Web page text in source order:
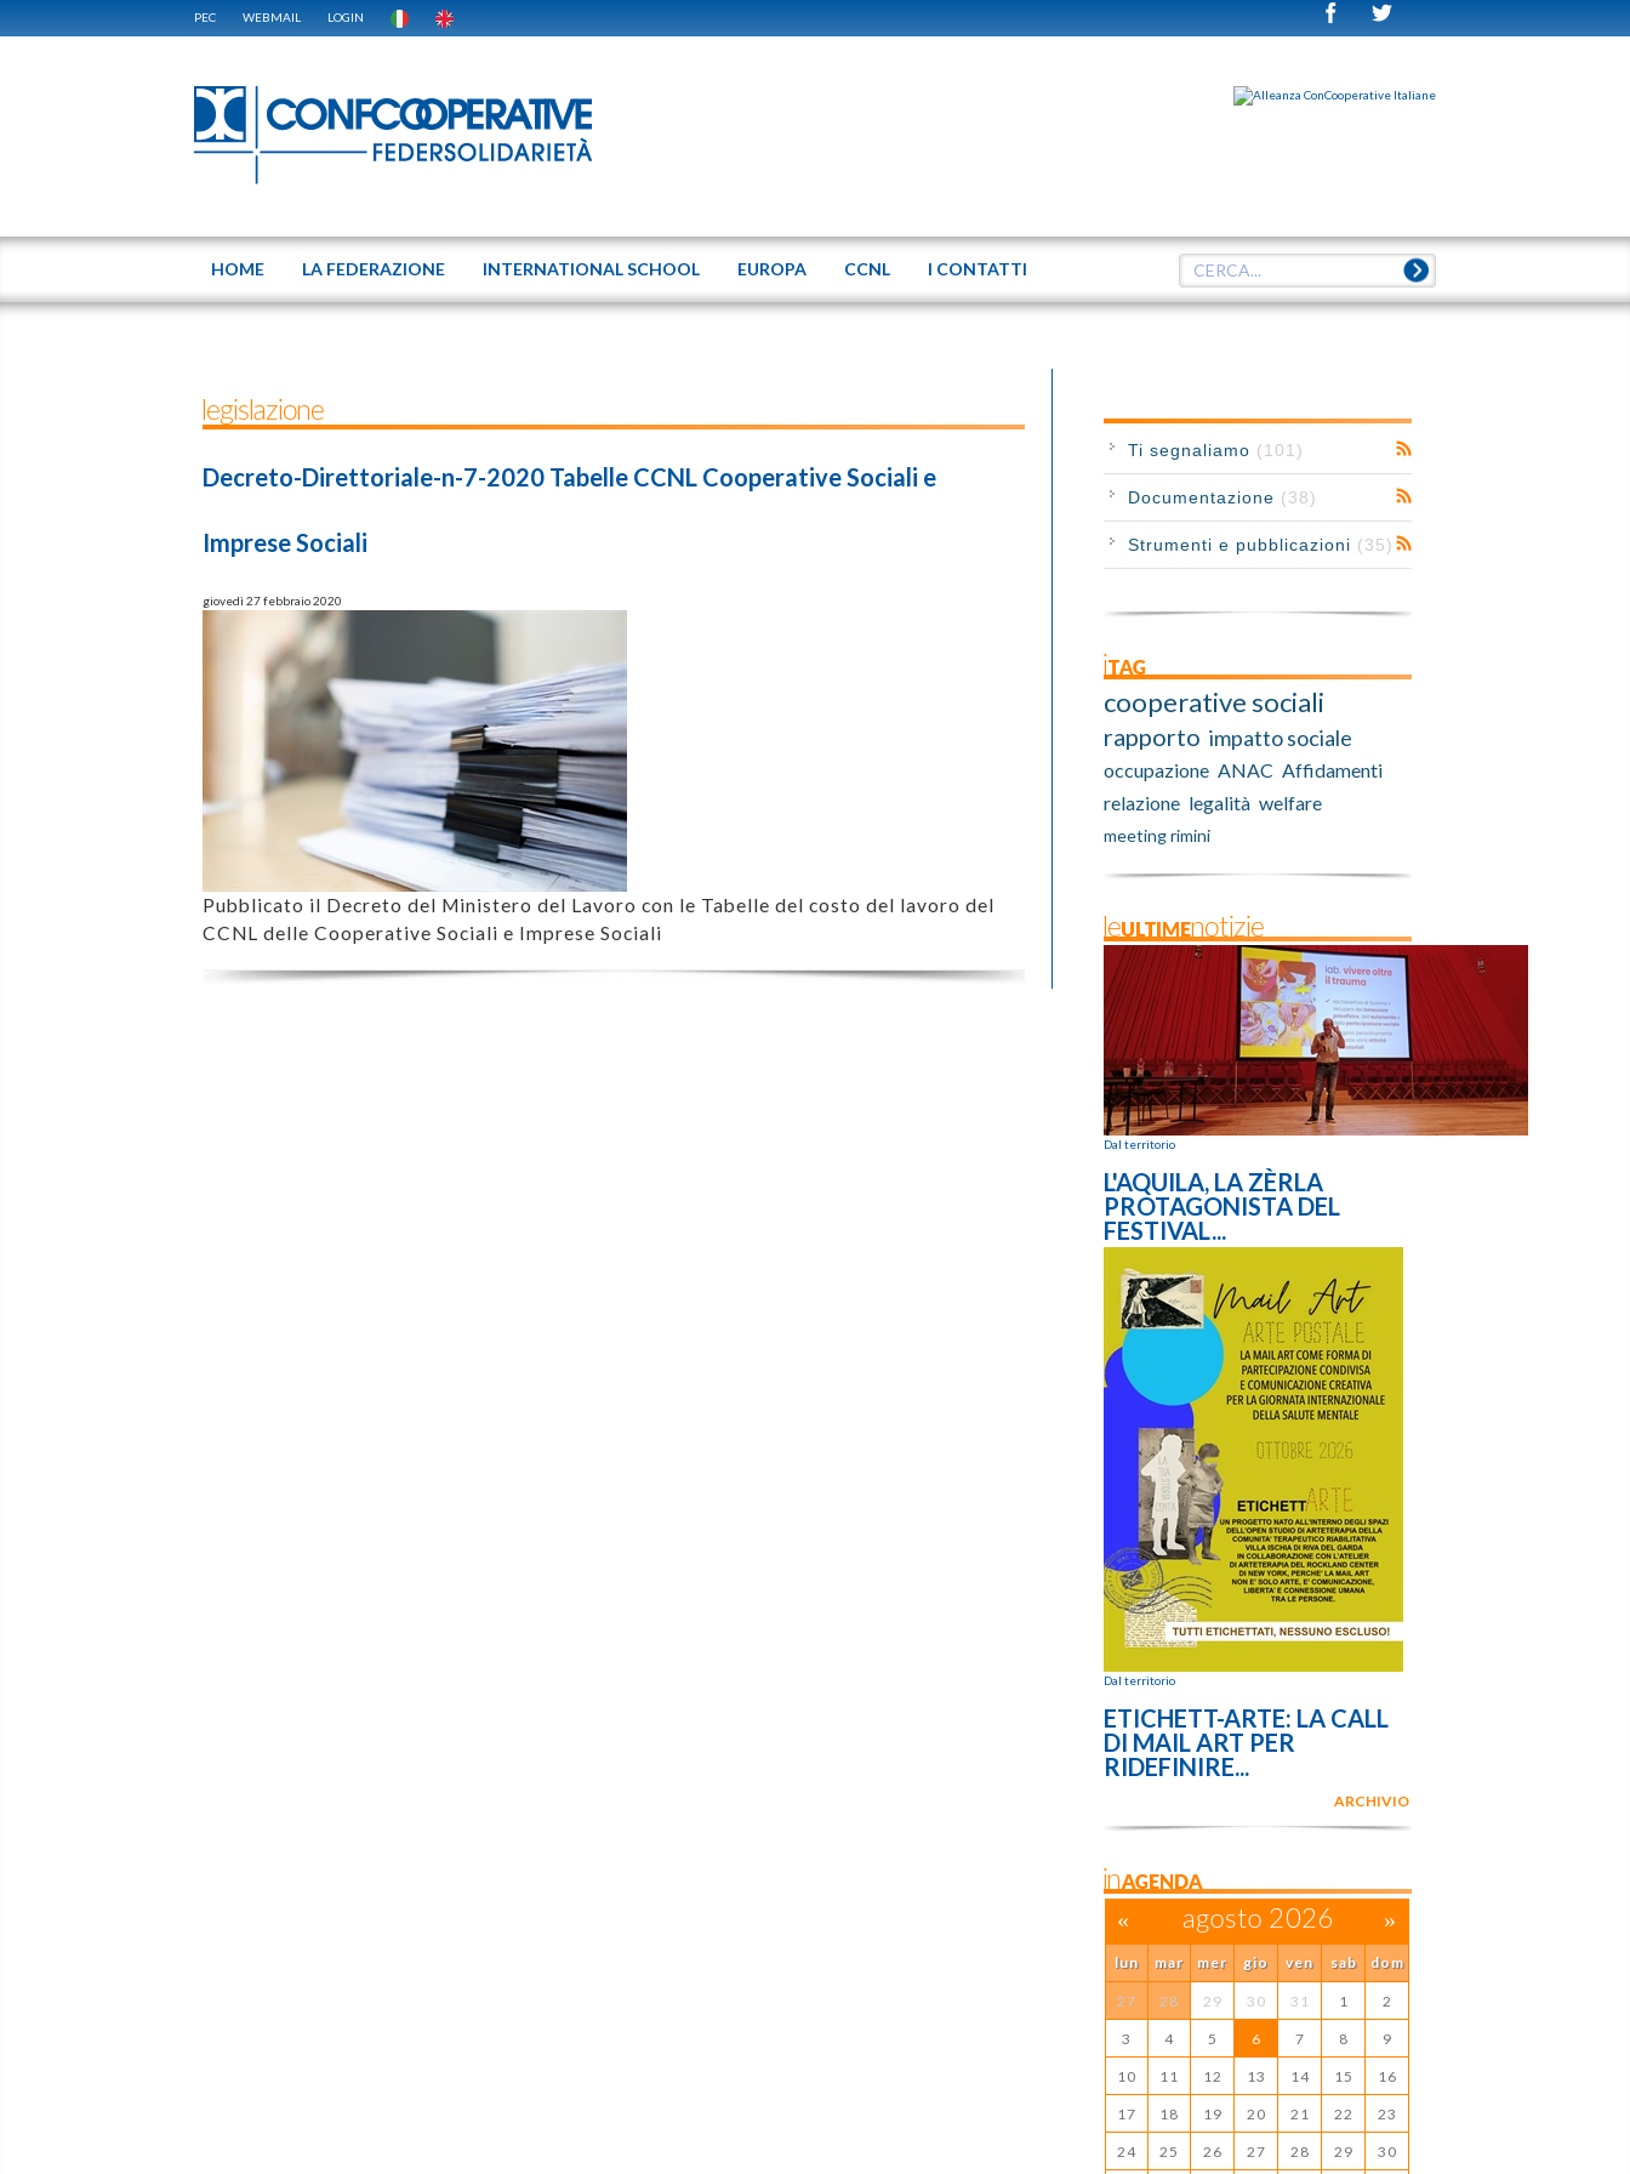
PEC WEBMAIL LOGIN
HOME LA FEDERAZIONE INTERNATIONAL SCHOOL EUROPA CCNL I CONTATTI
legislazione
Decreto-Direttoriale-n-7-2020 Tabelle CCNL Cooperative Sociali e
Imprese Sociali
giovedì 27 febbraio 2020
Pubblicato il Decreto del Ministero del Lavoro con le Tabelle del costo del lavoro del
CCNL delle Cooperative Sociali e Imprese Sociali
Ti segnaliamo (101)
Documentazione (38)
Strumenti e pubblicazioni (35)
iTAG
cooperative sociali
rapporto impatto sociale
occupazione ANAC Affidamenti
relazione legalità welfare
meeting rimini
leULTIMEnotizie
Dal territorio
L'AQUILA, LA ZÈRLA
PROTAGONISTA DEL
FESTIVAL...
Dal territorio
ETICHETT-ARTE: LA CALL
DI MAIL ART PER
RIDEFINIRE...
ARCHIVIO
inAGENDA
« agosto 2026 »
lun mar mer gio ven sab dom
27 28 29 30 31 1 2
3 4 5 6 7 8 9
10 11 12 13 14 15 16
17 18 19 20 21 22 23
24 25 26 27 28 29 30